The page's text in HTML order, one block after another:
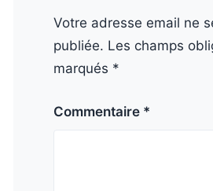
Votre adresse email ne
publiée. Les champs
marqués *
Commentaire *